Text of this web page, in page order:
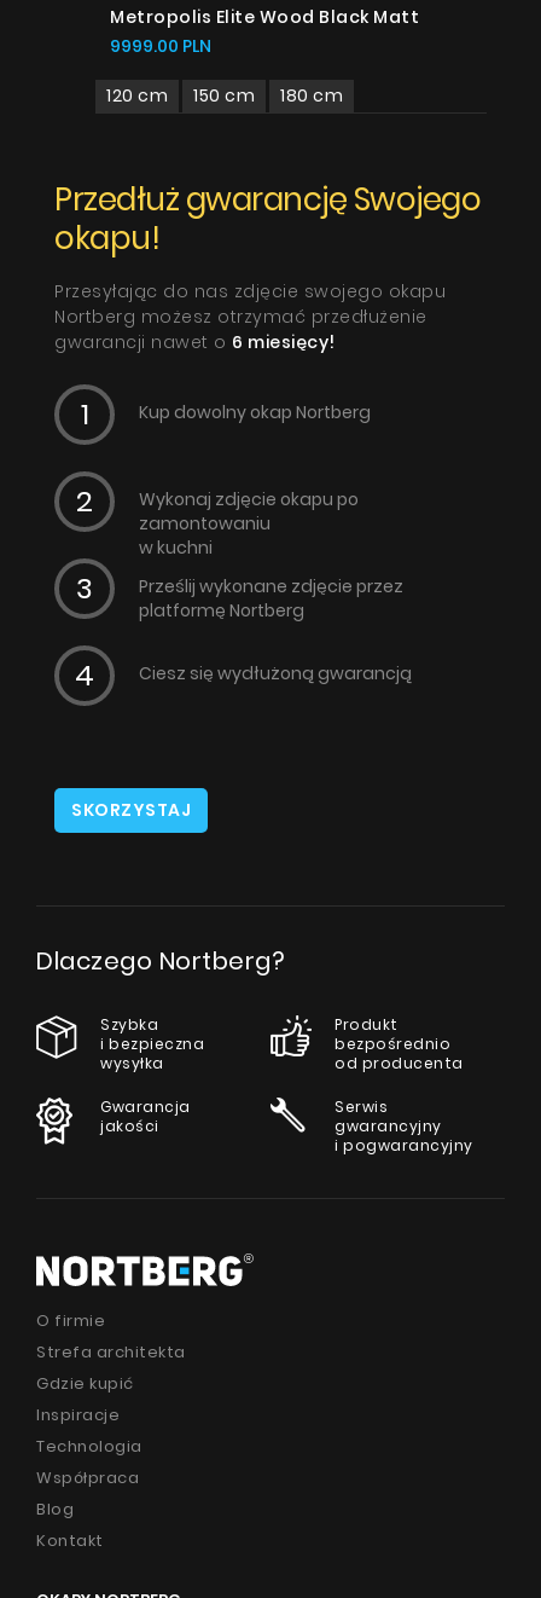
Metropolis Elite Wood Black Matt
9999.00 PLN
120 cm 150 cm 180 cm
Przedłuż gwarancję Swojego
okapu!
Przesyłając do nas zdjęcie swojego okapu
Nortberg możesz otrzymać przedłużenie
gwarancji nawet o 6 miesięcy!
Kup dowolny okap Nortberg
Wykonaj zdjęcie okapu po
zamontowaniu
w kuchni
Prześlij wykonane zdjęcie przez
platformę Nortberg
Ciesz się wydłużoną gwarancją
SKORZYSTAJ
Dlaczego Nortberg?
Szybka
i bezpieczna
wysyłka
Produkt
bezpośrednio
od producenta
Gwarancja
jakości
Serwis
gwarancyjny
i pogwarancyjny
O firmie
Strefa architekta
Gdzie kupić
Inspiracje
Technologia
Współpraca
Blog
Kontakt